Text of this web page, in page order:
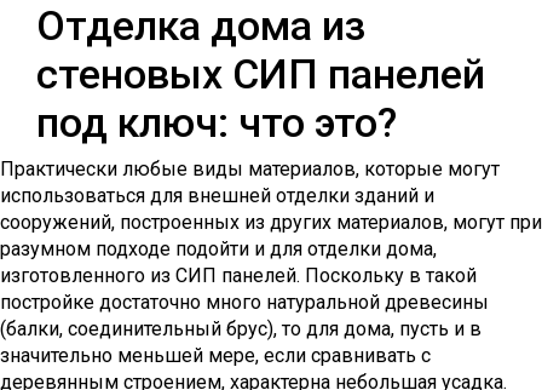
Отделка дома из
стеновых СИП панелей
под ключ: что это?
Практически любые виды материалов, которые могут
использоваться для внешней отделки зданий и
сооружений, построенных из других материалов, могут при
разумном подходе подойти и для отделки дома,
изготовленного из СИП панелей. Поскольку в такой
постройке достаточно много натуральной древесины
(балки, соединительный брус), то для дома, пусть и в
значительно меньшей мере, если сравнивать с
деревянным строением, характерна небольшая усадка.